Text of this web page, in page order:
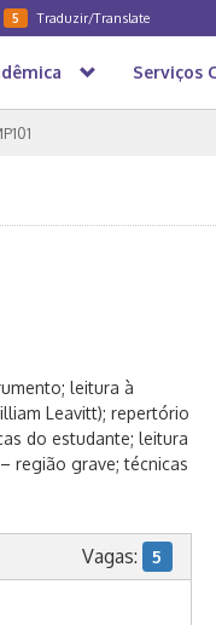
5 Traduzir/Translate
Serviços
leitura à
Leavitt); repertório
do estudante; leitura
região grave; técnicas
Vagas: 5